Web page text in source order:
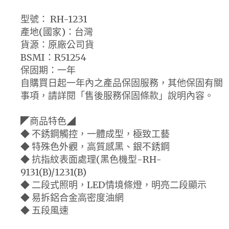
型號： RH-1231
產地(國家)：台灣
貨源：原廠公司貨
BSMI：R51254
保固期：一年
自購買日起一年內之產品保固服務，其他保固有關
事項，請詳閱「售後服務保固條款」說明內容。
◤商品特色◢
◆ 不銹鋼觸控，一體成型，極致工藝
◆ 特殊色外觀，高質感黑、銀不銹鋼
◆ 抗指紋表面處理(黑色機型-RH-
9131(B)/1231(B)
◆ 二段式照明，LED情境條燈，明亮二段顯示
◆ 易拆鋁合金高密度油網
◆ 五段風速